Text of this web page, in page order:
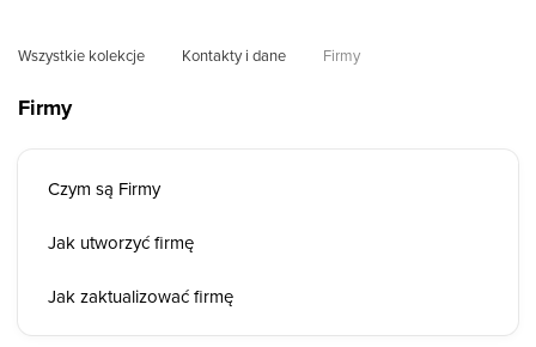
Wszystkie kolekcje Kontakty i dane Firmy
Firmy
Czym są Firmy
Jak utworzyć firmę
Jak zaktualizować firmę